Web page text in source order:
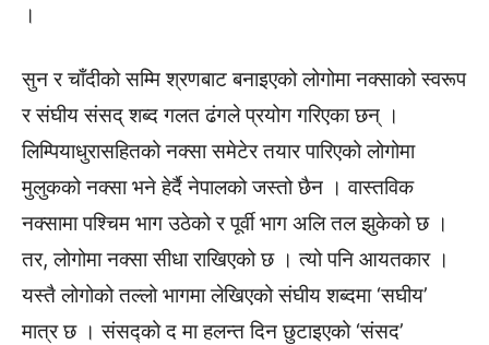
।
सुन र चाँदीको सम्मि श्रणबाट बनाइएको लोगोमा नक्साको स्वरूप
र संघीय संसद् शब्द गलत ढंगले प्रयोग गरिएका छन् ।
लिम्पियाधुरासहितको नक्सा समेटेर तयार पारिएको लोगोमा
मुलुकको नक्सा भने हेर्दै नेपालको जस्तो छैन । वास्तविक
नक्सामा पश्चिम भाग उठेको र पूर्वी भाग अलि तल झुकेको छ ।
तर, लोगोमा नक्सा सीधा राखिएको छ । त्यो पनि आयतकार ।
यस्तै लोगोको तल्लो भागमा लेखिएको संघीय शब्दमा ‘सघीय’
मात्र छ । संसद्को द मा हलन्त दिन छुटाइएको ‘संसद’